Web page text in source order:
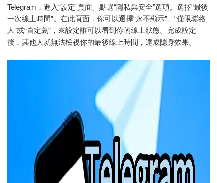
Telegram，進入“設定”頁面。點選“隱私與安全”選項。選擇“最後
一次線上時間”。在此頁面，你可以選擇“永不顯示”、“僅限聯絡
人”或“自定義”，來設定誰可以看到你的線上狀態。完成設定
後，其他人就無法檢視你的最後線上時間，達成隱身效果。